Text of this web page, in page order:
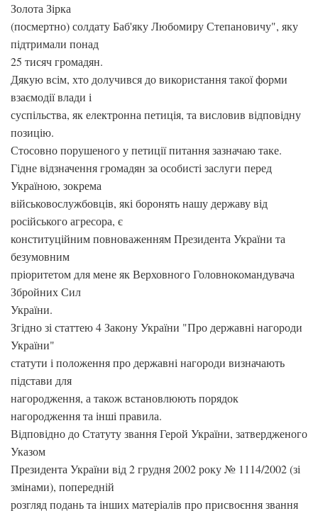
Золота Зірка
(посмертно) солдату Баб'яку Любомиру Степановичу", яку
підтримали понад
25 тисяч громадян.
Дякую всім, хто долучився до використання такої форми
взаємодії влади і
суспільства, як електронна петиція, та висловив відповідну
позицію.
Стосовно порушеного у петиції питання зазначаю таке.
Гідне відзначення громадян за особисті заслуги перед
Україною, зокрема
військовослужбовців, які боронять нашу державу від
російського агресора, є
конституційним повноваженням Президента України та
безумовним
пріоритетом для мене як Верховного Головнокомандувача
Збройних Сил
України.
Згідно зі статтею 4 Закону України "Про державні нагороди
України"
статути і положення про державні нагороди визначають
підстави для
нагородження, а також встановлюють порядок
нагородження та інші правила.
Відповідно до Статуту звання Герой України, затвердженого
Указом
Президента України від 2 грудня 2002 року № 1114/2002 (зі
змінами), попередній
розгляд подань та інших матеріалів про присвоєння звання